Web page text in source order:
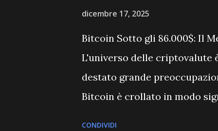
market cap nullo e un
trattarsi di un progetto in
dicembre 17, 2025
Bitcoin Sotto gli 86.000$: Il
L'universo delle criptovalute
destato grande
Bitcoin è crollato in modo
CONDIVIDI